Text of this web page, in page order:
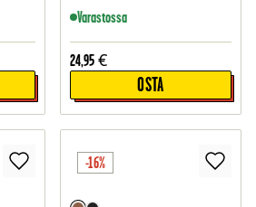
Varastossa
24,95 €
OSTA
-16%